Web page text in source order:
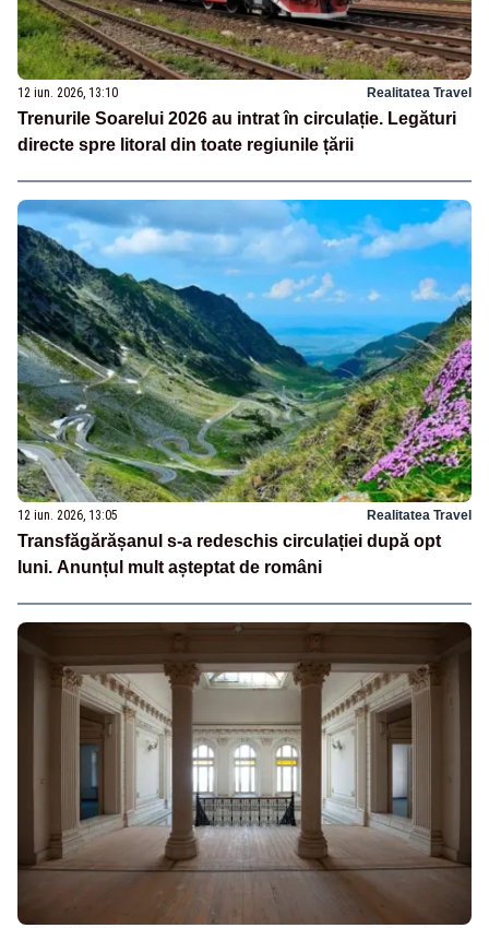
12 iun. 2026, 13:10 Realitatea Travel
Trenurile Soarelui 2026 au intrat în circulație. Legături
directe spre litoral din toate regiunile țării
12 iun. 2026, 13:05 Realitatea Travel
Transfăgărășanul s-a redeschis circulației după opt
luni. Anunțul mult așteptat de români